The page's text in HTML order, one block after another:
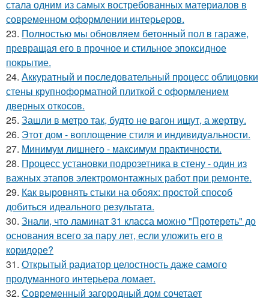
стала одним из самых востребованных материалов в
современном оформлении интерьеров.
23. Полностью мы обновляем бетонный пол в гараже,
превращая его в прочное и стильное эпоксидное
покрытие.
24. Аккуратный и последовательный процесс облицовки
стены крупноформатной плиткой с оформлением
дверных откосов.
25. Зашли в метро так, будто не вагон ищут, а жертву.
26. Этот дом - воплощение стиля и индивидуальности.
27. Минимум лишнего - максимум практичности.
28. Процесс установки подрозетника в стену - один из
важных этапов электромонтажных работ при ремонте.
29. Как выровнять стыки на обоях: простой способ
добиться идеального результата.
30. Знали, что ламинат 31 класса можно "Протереть" до
основания всего за пару лет, если уложить его в
коридоре?
31. Открытый радиатор целостность даже самого
продуманного интерьера ломает.
32. Современный загородный дом сочетает